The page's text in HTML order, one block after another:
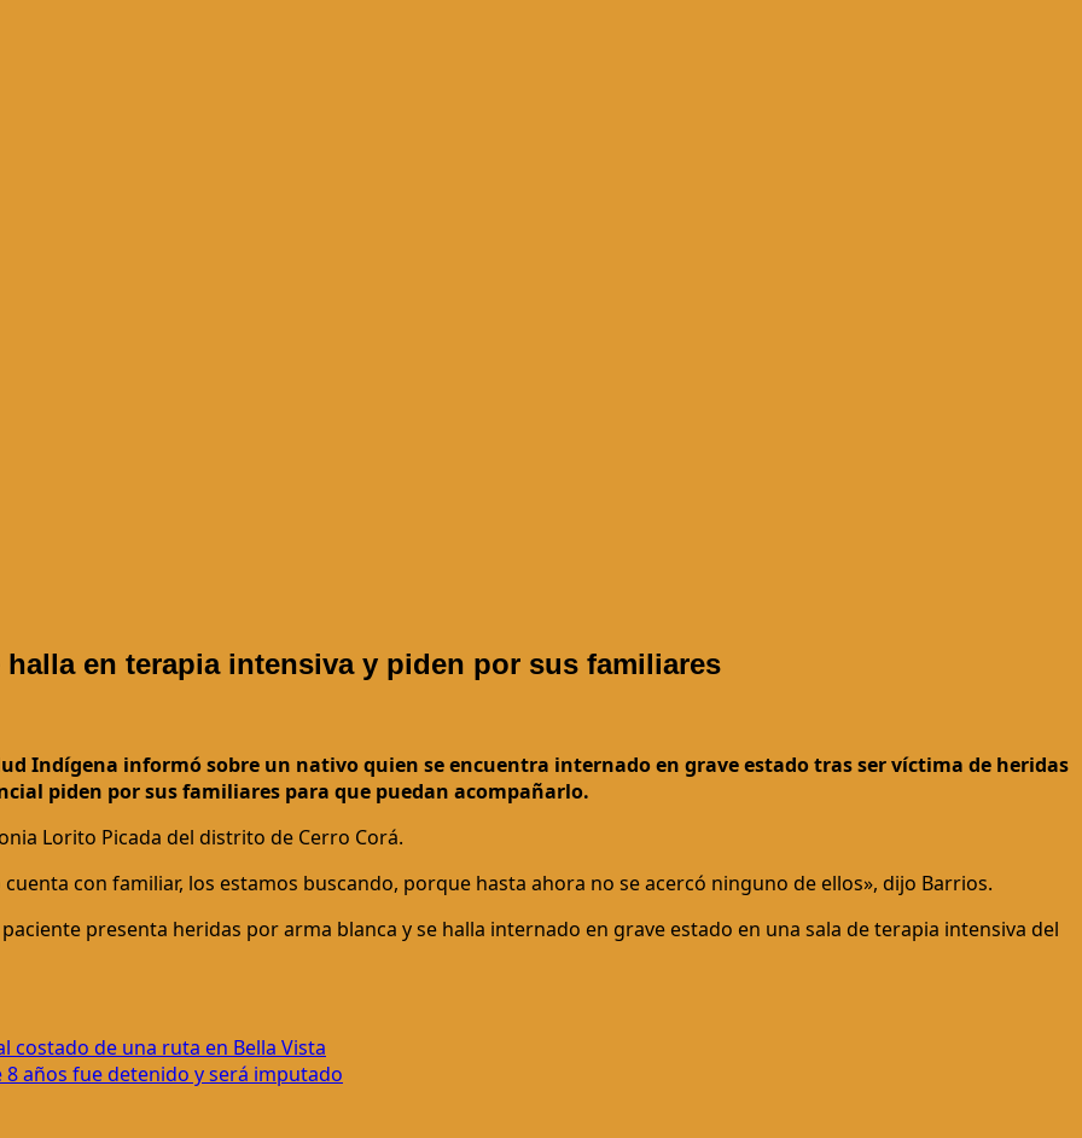
en terapia intensiva y piden por sus familiares
Indígena informó sobre un nativo quien se encuentra internado en grave estado tras ser víctima de heridas
piden por sus familiares para que puedan acompañarlo.
Lorito Picada del distrito de Cerro Corá.
con familiar, los estamos buscando, porque hasta ahora no se acercó ninguno de ellos», dijo Barrios.
presenta heridas por arma blanca y se halla internado en grave estado en una sala de terapia intensiva del
costado de una ruta en Bella Vista
años fue detenido y será imputado